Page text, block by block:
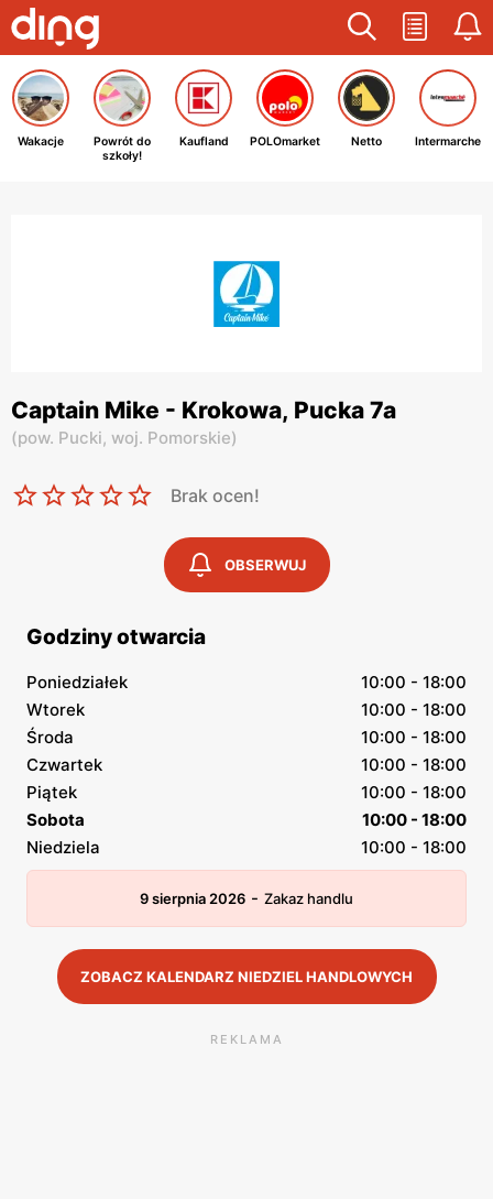
Wakacje
Powrót do
szkoły!
Kaufland POLOmarket Netto Intermarche
Captain Mike - Krokowa, Pucka 7a
(pow. Pucki, woj. Pomorskie)
Brak ocen!
OBSERWUJ
Godziny otwarcia
Poniedziałek
10:00 - 18:00
Wtorek
10:00 - 18:00
Środa
10:00 - 18:00
Czwartek
10:00 - 18:00
Piątek
10:00 - 18:00
Sobota
10:00 - 18:00
Niedziela
10:00 - 18:00
9 sierpnia 2026 - Zakaz handlu
ZOBACZ KALENDARZ NIEDZIEL HANDLOWYCH
REKLAMA